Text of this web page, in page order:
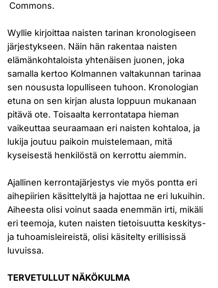
Commons.
Wyllie kirjoittaa naisten tarinan kronologiseen
järjestykseen. Näin hän rakentaa naisten
elämänkohtaloista yhtenäisen juonen, joka
samalla kertoo Kolmannen valtakunnan tarinaa
sen noususta lopulliseen tuhoon. Kronologian
etuna on sen kirjan alusta loppuun mukanaan
pitävä ote. Toisaalta kerrontatapa hieman
vaikeuttaa seuraamaan eri naisten kohtaloa, ja
lukija joutuu paikoin muistelemaan, mitä
kyseisestä henkilöstä on kerrottu aiemmin.
Ajallinen kerrontajärjestys vie myös pontta eri
aihepiirien käsittelyltä ja hajottaa ne eri lukuihin.
Aiheesta olisi voinut saada enemmän irti, mikäli
eri teemoja, kuten naisten tietoisuutta keskitys-
ja tuhoamisleireistä, olisi käsitelty erillisissä
luvuissa.
TERVETULLUT NÄKÖKULMA